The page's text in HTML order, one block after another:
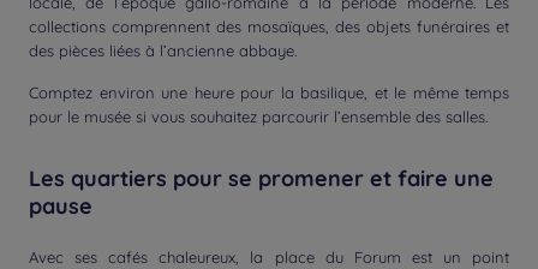
collections comprennent des mosaïques, des objets funéraires et
des pièces liées à l’ancienne abbaye.
Comptez environ une heure pour la basilique, et le même temps
pour le musée si vous souhaitez parcourir l’ensemble des salles.
Les quartiers pour se promener et faire une
pause
Avec ses cafés chaleureux, la place du Forum est un point